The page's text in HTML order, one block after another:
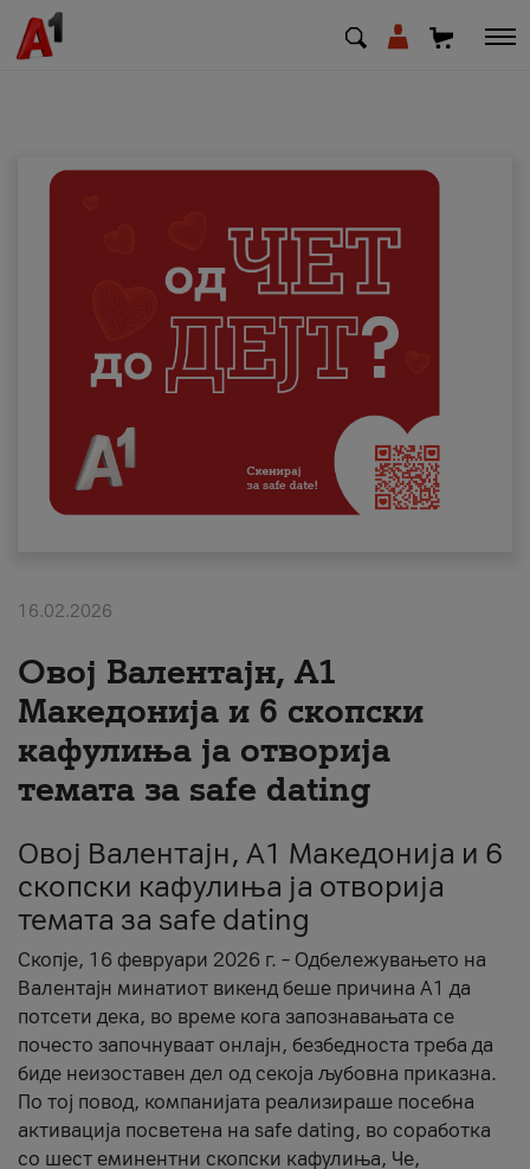
Деловни
Поддршка
Надополни кредит
Плати сметка
#ПодобарОнлајн
16.02.2026
Овој Валентајн, A1
Македонија и 6 скопски
кафулиња ја отворија
темата за safe dating
Овој Валентајн, A1 Македонија и 6
скопски кафулиња ја отворија
темата за safe dating
Скопје, 16 февруари 2026 г. – Одбележувањето на
Валентајн минатиот викенд беше причина А1 да
потсети дека, во време кога запознавањата се
почесто започнуваат онлајн, безбедноста треба да
биде неизоставен дел од секоја љубовна приказна.
По тој повод, компанијата реализираше посебна
активација посветена на safe dating, во соработка
со шест еминентни скопски кафулиња, Че,